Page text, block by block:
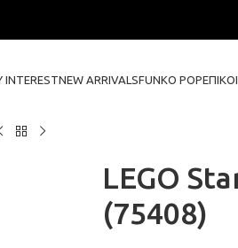
INTERESTNEW ARRIVALSFUNKO POP
LEGO
(75408)